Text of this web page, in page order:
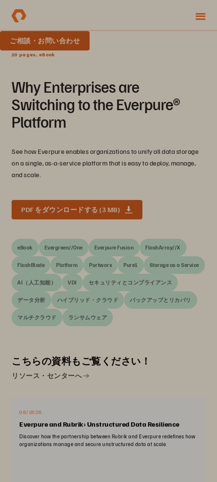
ご相談・お問い合わせ
20 pages, eBook
Why Enterprises are
Switching to the Everpure®
Platform
See how Everpure enables organizations to unify all data storage
on a single, as-a-service platform that is easy to deploy, manage,
and scale.
PDF をダウンロードする (3 MB)
eBook Evergreen//One Everpure Fusion FlashArray//X
FlashBlade Platform Portworx Pure1 Storage as a Service
AI（人工知能） VDI セキュリティとコンプライアンス
データ分析 ハイブリッド・クラウド バックアップとリカバリ
マルチクラウド ランサムウェア
こちらの資料もご覧ください！
リソース・センターへ
08/2026
Everpure and Rubrik: Unstructured Data Resilience
Discover how the partnership between Rubrik and Everpure redefines how
organizations manage and secure unstructured data at scale.